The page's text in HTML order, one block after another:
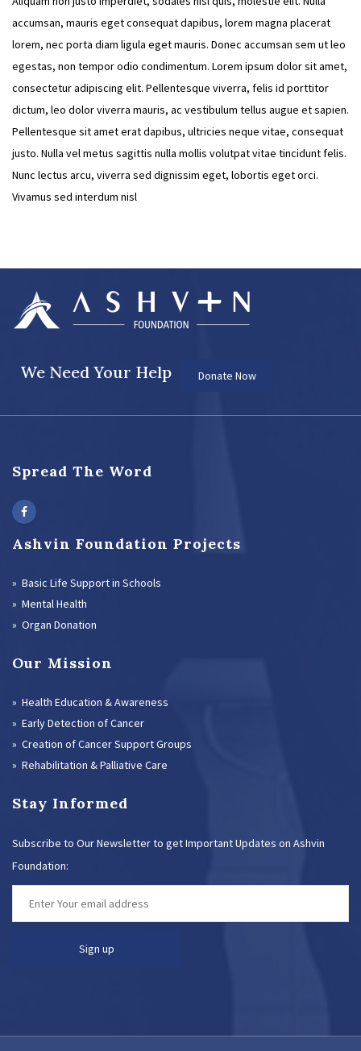
accumsan, mauris eget consequat dapibus, lorem magna placerat
lorem, nec porta diam ligula eget mauris. Donec accumsan sem ut leo
egestas, non tempor odio condimentum. Lorem ipsum dolor sit amet,
consectetur adipiscing elit. Pellentesque viverra, felis id porttitor
dictum, leo dolor viverra mauris, ac vestibulum tellus augue et sapien.
Pellentesque sit amet erat dapibus, ultricies neque vitae, consequat
justo. Nulla vel metus sagittis nulla mollis volutpat vitae tincidunt felis.
Nunc lectus arcu, viverra sed dignissim eget, lobortis eget orci.
Vivamus sed interdum nisl
We Need Your Help Donate Now
Spread The Word
Ashvin Foundation Projects
» Basic Life Support in Schools
» Mental Health
» Organ Donation
Our Mission
» Health Education & Awareness
» Early Detection of Cancer
» Creation of Cancer Support Groups
» Rehabilitation & Palliative Care
Stay Informed
Subscribe to Our Newsletter to get Important Updates on Ashvin
Foundation: